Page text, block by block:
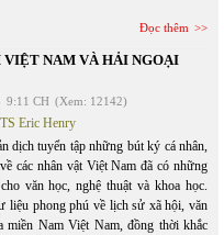
Đọc thêm
VIỆT NAM VÀ HẢI NGOẠI
9:11 CH (Xem: 12142)
TS Eric Henry
dịch tuyển tập những bút ký cá nhân,
các nhân vật Việt Nam đã có những
văn học, nghệ thuật và khoa học.
liệu phong phú về lịch sử xã hội, văn
miền Nam Việt Nam, đồng thời khắc